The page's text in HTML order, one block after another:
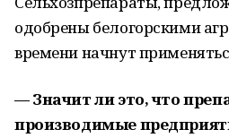
одобрены белогорскими
времени начнут
— Значит ли это, что
производимые